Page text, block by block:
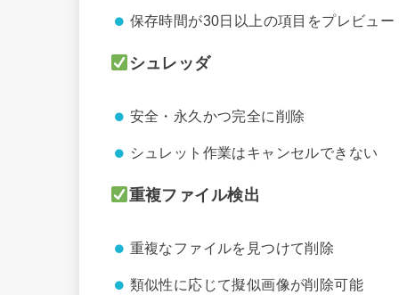
保存時間が30日以上の項目をプレビュー
シュレッダ
安全・永久かつ完全に削除
シュレット作業はキャンセルできない
重複ファイル検出
重複なファイルを見つけて削除
類似性に応じて擬似画像が削除可能